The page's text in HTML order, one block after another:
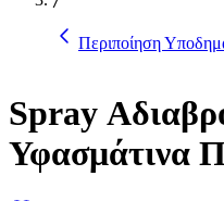
Περιποίηση
Spray
Υφασμάτινα